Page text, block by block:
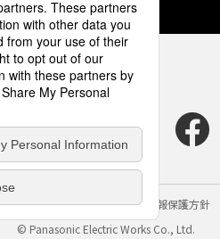
クッキーポリシー
個人情報保護方針
© Panasonic Electric Works Co., Ltd.